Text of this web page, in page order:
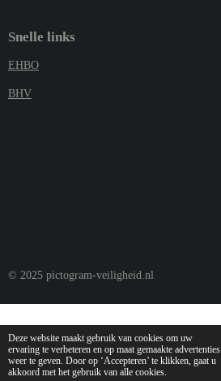
Deze website maakt gebruik van cookies om uw
ervaring te verbeteren en op maat gemaakte advertenties
weer te geven. Door op ‘Accepteren’ te klikken, gaat u
akkoord met het gebruik van alle cookies.
Snelle links
EHBO
BHV
© 2025 pictogram-veiligheid.nl